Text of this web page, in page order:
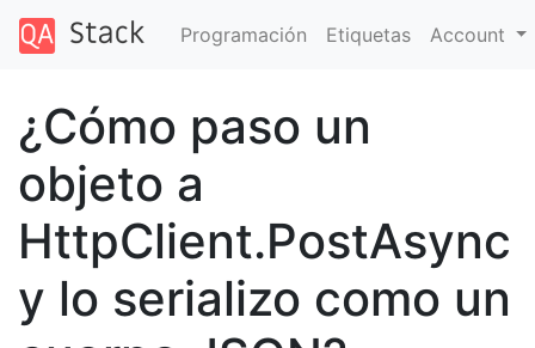
Programación Etiquetas Account
¿Cómo paso un
objeto a
HttpClient.PostAsync
y lo serializo como un